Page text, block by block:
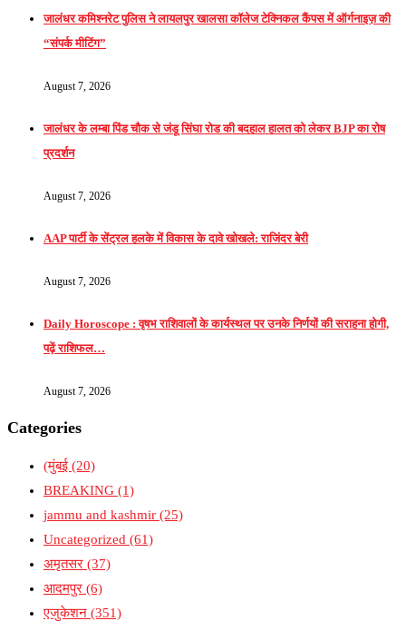
जालंधर कमिश्नरेट पुलिस ने लायलपुर खालसा कॉलेज टेक्निकल कैंपस में ऑर्गनाइज़ की
“संपर्क मीटिंग”
August 7, 2026
जालंधर के लम्बा पिंड चौक से जंडू सिंघा रोड की बदहाल हालत को लेकर BJP का रोष
प्रदर्शन
August 7, 2026
AAP पार्टी के सेंट्रल हलके में विकास के दावे खोखले: राजिंदर बेरी
August 7, 2026
Daily Horoscope : वृषभ राशिवालों के कार्यस्थल पर उनके निर्णयों की सराहना होगी,
पढ़ें राशिफल…
August 7, 2026
Categories
(मुंबई (20)
BREAKING (1)
jammu and kashmir (25)
Uncategorized (61)
अमृतसर (37)
आदमपुर (6)
एजुकेशन (351)